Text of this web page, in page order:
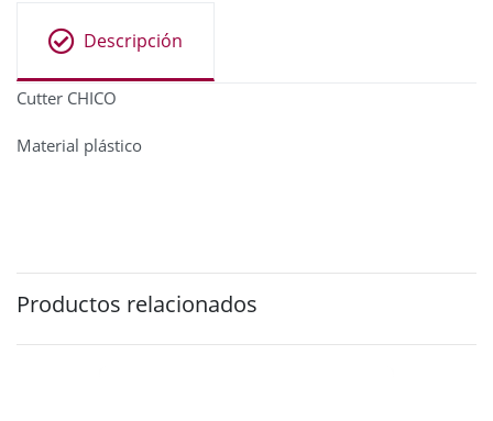
Descripción
Cutter CHICO
Material plástico
Productos relacionados